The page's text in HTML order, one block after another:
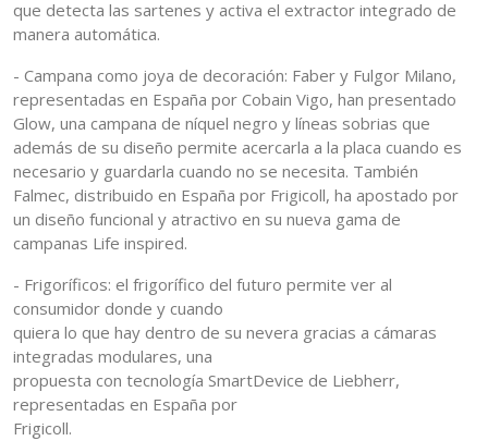
que detecta las sartenes y activa el extractor integrado de
manera automática.
- Campana como joya de decoración: Faber y Fulgor Milano,
representadas en España por Cobain Vigo, han presentado
Glow, una campana de níquel negro y líneas sobrias que
además de su diseño permite acercarla a la placa cuando es
necesario y guardarla cuando no se necesita. También
Falmec, distribuido en España por Frigicoll, ha apostado por
un diseño funcional y atractivo en su nueva gama de
campanas Life inspired.
- Frigoríficos: el frigorífico del futuro permite ver al
consumidor donde y cuando
quiera lo que hay dentro de su nevera gracias a cámaras
integradas modulares, una
propuesta con tecnología SmartDevice de Liebherr,
representadas en España por
Frigicoll.